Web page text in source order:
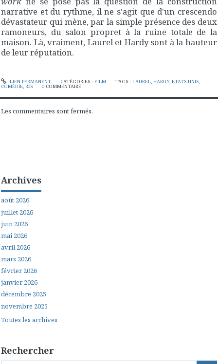
narrative et du rythme, il ne s'agit que d'un crescendo
dévastateur qui mène, par la simple présence des deux
ramoneurs, du salon propret à la ruine totale de la
maison. Là, vraiment, Laurel et Hardy sont à la hauteur
de leur réputation.
LIEN PERMANENT CATÉGORIES : FILM TAGS :LAUREL,HARDY,ETATS-UNIS,
COMÉDIE, 30S 0 COMMENTAIRE
Les commentaires sont fermés.
Archives
août 2026
juillet 2026
juin 2026
mai 2026
avril 2026
mars 2026
février 2026
janvier 2026
décembre 2025
novembre 2025
Toutes les archives
Rechercher